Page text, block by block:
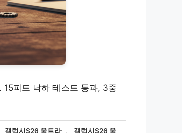
피트 낙하 테스트 통과, 3중
갤럭시S26 울트라 ,
갤럭시S26 울